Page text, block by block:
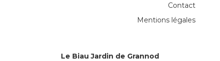
Le Biau Jardin de Grannod
Contact
Mentions légales